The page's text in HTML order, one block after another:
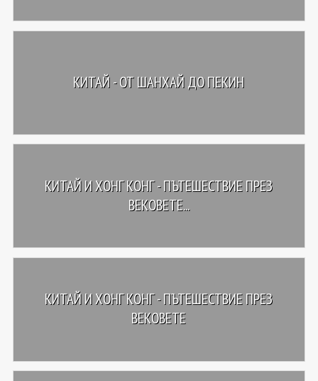
КИТАЙ - ОТ ШАНХАЙ ДО ПЕКИН
КИТАЙ И ХОНГ КОНГ - ПЪТЕШЕСТВИЕ ПРЕЗ
ВЕКОВЕТЕ...
КИТАЙ И ХОНГ КОНГ - ПЪТЕШЕСТВИЕ ПРЕЗ
ВЕКОВЕТЕ